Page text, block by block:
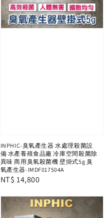
INPHIC-臭氧產生器 水處理殺菌設
備 水產養殖食品廠 冷庫空間殺菌除
異味 商用臭氧殺菌機 壁掛式5g 臭
氧產生器-IMDF017504A
Regular
NT$ 14,800